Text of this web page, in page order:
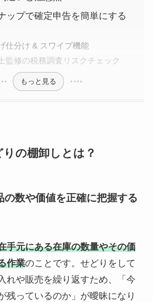
ップで確定申告を簡単にする
仕分け & スワイプ機能
監修の税務調査リスクチェック
もっと見る
の棚卸しとは？
の数や価値を正確に把握する
手元にある在庫の数量やその価
作業のことです。せどりをして
れや販売を繰り返すため、「今
残っているのか」が曖昧になり